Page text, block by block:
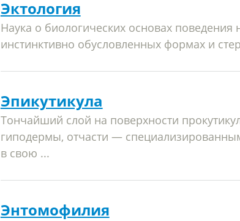
Эктология
Наука о биологических основах
инстинктивно обусловленных формах и
Эпикутикула
Тончайший слой на поверхности
гиподермы, отчасти —
в свою ...
Энтомофилия